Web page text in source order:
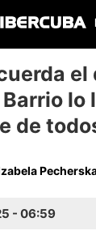
el
lo
de
- 06:59